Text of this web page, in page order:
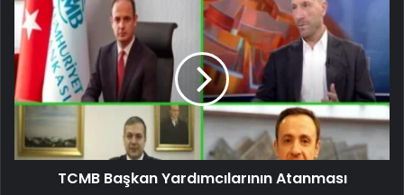
TCMB Başkan Yardımcılarının Atanması